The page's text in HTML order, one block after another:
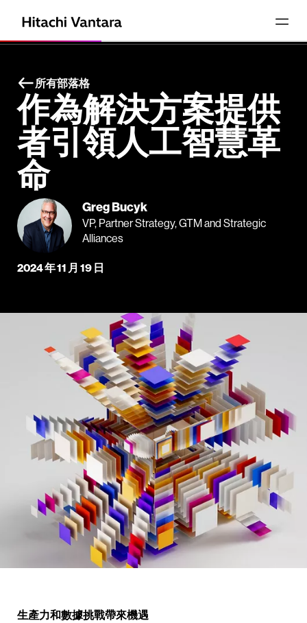
所有部落格
作為解決方案提供
者引領人工智慧革
命
Greg Bucyk
VP, Partner Strategy, GTM and Strategic
Alliances
2024 年 11 月 19 日
生產力和數據挑戰帶來機遇